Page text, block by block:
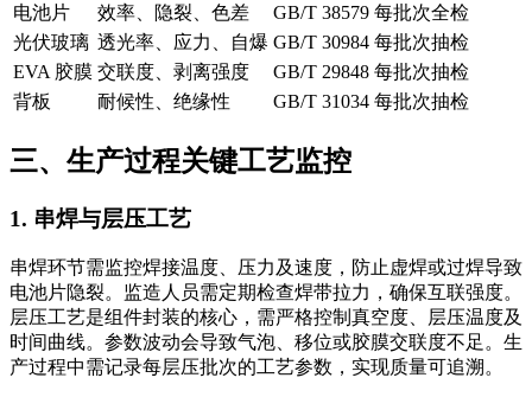
电池片
效率、隐裂、色差 GB/T 38579 每批次全检
光伏玻璃 透光率、应力、自爆 GB/T 30984 每批次抽检
EVA 胶膜 交联度、剥离强度 GB/T 29848 每批次抽检
背板
耐候性、绝缘性 GB/T 31034 每批次抽检
三、生产过程关键工艺监控
1. 串焊与层压工艺
串焊环节需监控焊接温度、压力及速度，防止虚焊或过焊导致
电池片隐裂。监造人员需定期检查焊带拉力，确保互联强度。
层压工艺是组件封装的核心，需严格控制真空度、层压温度及
时间曲线。参数波动会导致气泡、移位或胶膜交联度不足。生
产过程中需记录每层压批次的工艺参数，实现质量可追溯。